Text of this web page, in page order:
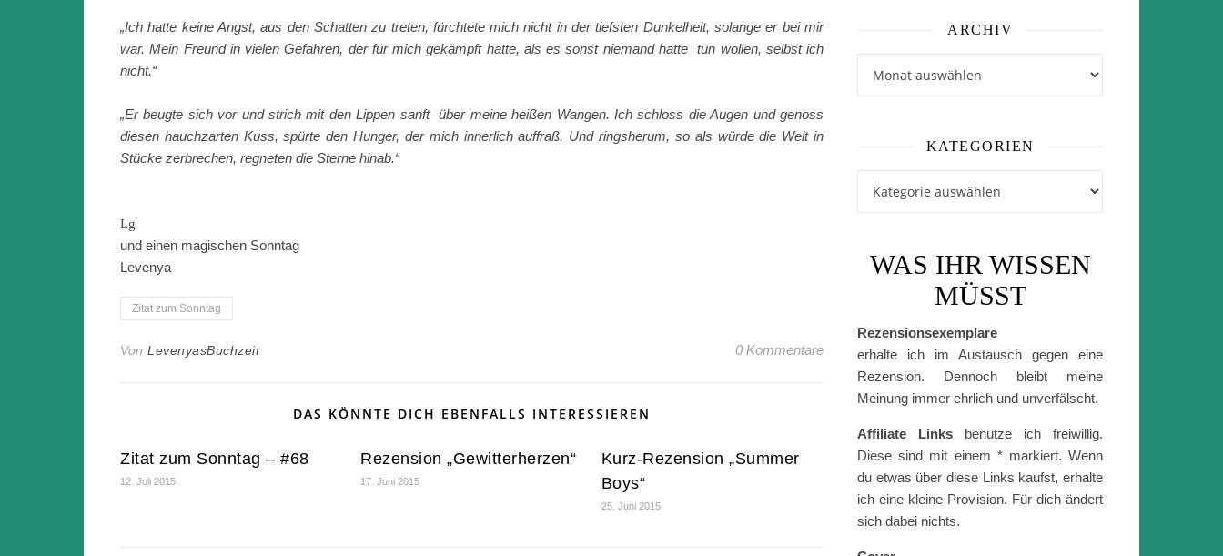
„Ich hatte keine Angst, aus den Schatten zu treten, fürchtete mich nicht in der tiefsten Dunkelheit, solange er bei mir
war. Mein Freund in vielen Gefahren, der für mich gekämpft hatte, als es sonst niemand hatte tun wollen, selbst ich
nicht.“
„Er beugte sich vor und strich mit den Lippen sanft über meine heißen Wangen. Ich schloss die Augen und genoss
diesen hauchzarten Kuss, spürte den Hunger, der mich innerlich auffraß. Und ringsherum, so als würde die Welt in
Stücke zerbrechen, regneten die Sterne hinab.“
Lg
und einen magischen Sonntag
Levenya
Zitat zum Sonntag
Von LevenyasBuchzeit 0 Kommentare
DAS KÖNNTE DICH EBENFALLS INTERESSIEREN
Zitat zum Sonntag – #68
12. Juli 2015
Rezension „Gewitterherzen“
17. Juni 2015
Kurz-Rezension „Summer
Boys“
25. Juni 2015
ARCHIV
KATEGORIEN
WAS IHR WISSEN
MÜSST
Rezensionsexemplare
erhalte ich im Austausch gegen eine
Rezension. Dennoch bleibt meine
Meinung immer ehrlich und unverfälscht.
Affiliate Links benutze ich freiwillig.
Diese sind mit einem * markiert. Wenn
du etwas über diese Links kaufst, erhalte
ich eine kleine Provision. Für dich ändert
sich dabei nichts.